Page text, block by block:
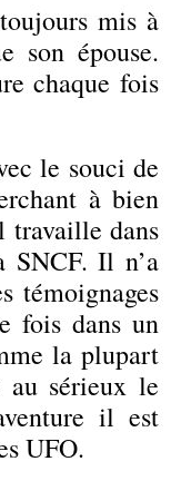
mis à
son épouse.
chaque fois
le souci de
à bien
travaille dans
SNCF. Il n’a
témoignages
fois dans un
la plupart
au sérieux le
il est
UFO.